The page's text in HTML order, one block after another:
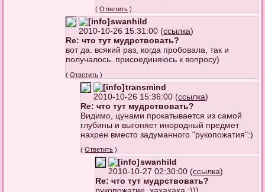
(Ответить )
swanhild
2010-10-26 15:31:00 (ссылка)
Re: что тут мудрствовать?
вот да. всякий раз, когда пробовала, так и
получалось. присоединяюсь к вопросу)
(Ответить )
transmind
2010-10-26 15:36:00 (ссылка)
Re: что тут мудрствовать?
Видимо, цунами прокатывается из самой
глубины и выгоняет инородный предмет
нахрен вместо задуманного "рукопожатия":)
(Ответить )
swanhild
2010-10-27 02:30:00 (ссылка)
Re: что тут мудрствовать?
рукопожатие, хахахаха :)))